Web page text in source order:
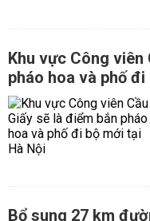
Khu vực Công viên
pháo hoa và phố
Bổ sung 27 km